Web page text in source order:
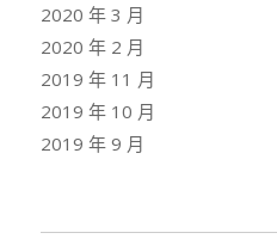
2020 年 3 月
2020 年 2 月
2019 年 11 月
2019 年 10 月
2019 年 9 月